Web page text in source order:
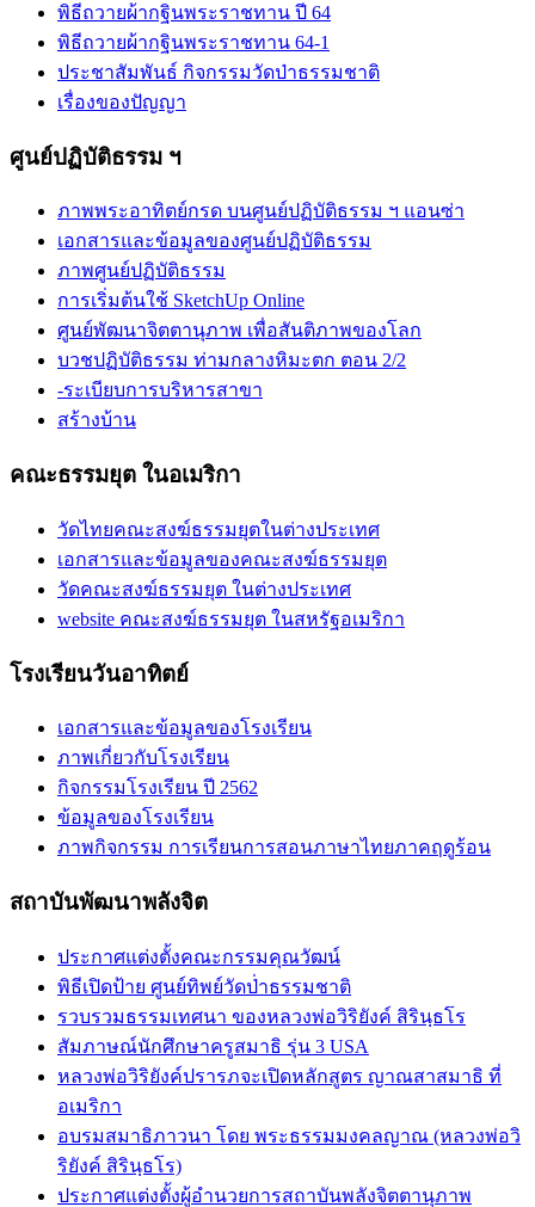
พิธีถวายผ้ากฐินพระราชทาน ปี 64
พิธีถวายผ้ากฐินพระราชทาน 64-1
ประชาสัมพันธ์ กิจกรรมวัดป่าธรรมชาติ
เรื่องของปัญญา
ศูนย์ปฏิบัติธรรม ฯ
ภาพพระอาทิตย์กรด บนศูนย์ปฏิบัติธรรม ฯ แอนซ่า
เอกสารและข้อมูลของศูนย์ปฏิบัติธรรม
ภาพศูนย์ปฏิบัติธรรม
การเริ่มต้นใช้ SketchUp Online
ศูนย์พัฒนาจิตตานุภาพ เพื่อสันติภาพของโลก
บวชปฏิบัติธรรม ท่ามกลางหิมะตก ตอน 2/2
-ระเบียบการบริหารสาขา
สร้างบ้าน
คณะธรรมยุต ในอเมริกา
วัดไทยคณะสงฆ์ธรรมยุตในต่างประเทศ
เอกสารและข้อมูลของคณะสงฆ์ธรรมยุต
วัดคณะสงฆ์ธรรมยุต ในต่างประเทศ
website คณะสงฆ์ธรรมยุต ในสหรัฐอเมริกา
โรงเรียนวันอาทิตย์
เอกสารและข้อมูลของโรงเรียน
ภาพเกี่ยวกับโรงเรียน
กิจกรรมโรงเรียน ปี 2562
ข้อมูลของโรงเรียน
ภาพกิจกรรม การเรียนการสอนภาษาไทยภาคฤดูร้อน
สถาบันพัฒนาพลังจิต
ประกาศแต่งตั้งคณะกรรมคุณวัฒน์
พิธีเปิดป้าย ศูนย์ทิพย์วัดป่่าธรรมชาติ
รวบรวมธรรมเทศนา ของหลวงพ่อวิริยังค์ สิรินฺธโร
สัมภาษณ์นักศึกษาครูสมาธิ รุ่น 3 USA
หลวงพ่อวิริยังค์ปรารภจะเปิดหลักสูตร ญาณสาสมาธิ ที่
อเมริกา
อบรมสมาธิภาวนา โดย พระธรรมมงคลญาณ (หลวงพ่อวิ
ริยังค์ สิรินฺธโร)
ประกาศแต่งตั้งผู้อำนวยการสถาบันพลังจิตตานุภาพ